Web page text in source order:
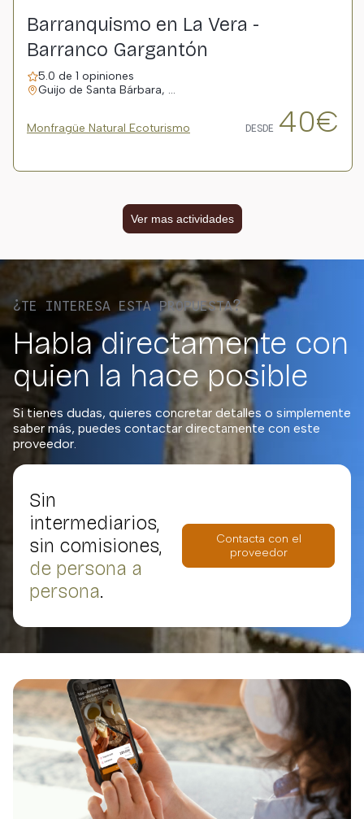
Barranquismo en La Vera -
Barranco Gargantón
5.0 de 1 opiniones
Guijo de Santa Bárbara, …
Monfragüe Natural Ecoturismo DESDE 40€
Ver mas actividades
¿TE INTERESA ESTA PROPUESTA?
Habla directamente con
quien la hace posible
Si tienes dudas, quieres concretar detalles o simplemente
saber más, puedes contactar directamente con este
proveedor.
Sin
intermediarios,
sin comisiones,
de persona a
persona.
Contacta con el
proveedor